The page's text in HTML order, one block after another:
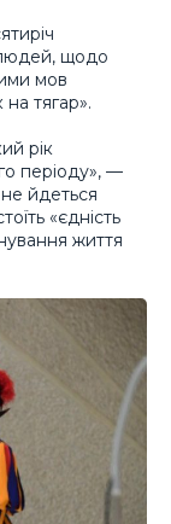
людей, щодо
мов
тягар».
рік
періоду», —
йдеться
«єдність
життя